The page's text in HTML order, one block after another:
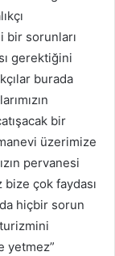
bir sorunları
gerektiğini
burada
bir
üzerimize
pervanesi
bize çok faydası
hiçbir sorun
yetmez”